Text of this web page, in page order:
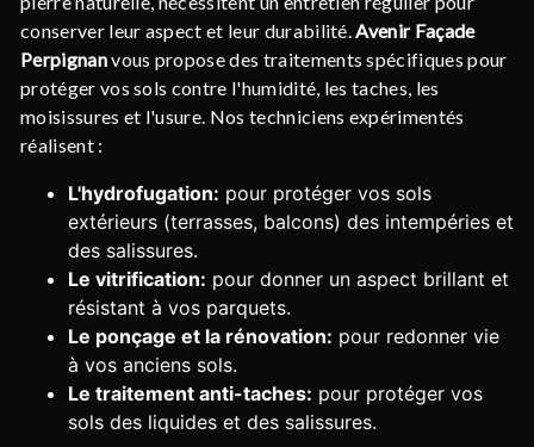
conserver leur aspect et leur durabilité.Avenir Façade
Perpignanvous propose des traitements spécifiques pour
protéger vos sols contre l'humidité, les taches, les
moisissures et l'usure. Nos techniciens expérimentés
réalisent :
L'hydrofugation: pour protéger vos sols
extérieurs (terrasses, balcons) des intempéries et
des salissures.
Le vitrification: pour donner un aspect brillant et
résistant à vos parquets.
Le ponçage et la rénovation: pour redonner vie
à vos anciens sols.
Le traitement anti-taches: pour protéger vos
sols des liquides et des salissures.